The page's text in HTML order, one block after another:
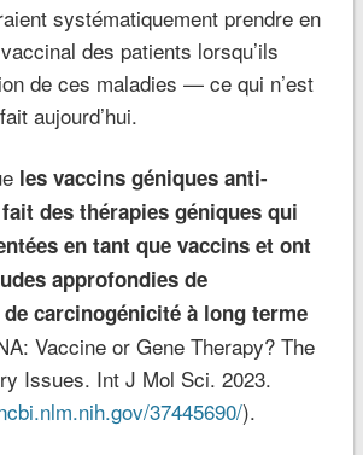
systématiquement prendre en
des patients lorsqu’ils
de ces maladies — ce qui n’est
aujourd’hui.
les vaccins géniques anti-
des thérapies géniques qui
en tant que vaccins et ont
approfondies de
carcinogénicité à long terme
Vaccine or Gene Therapy? The
Issues. Int J Mol Sci. 2023.
37445690/).